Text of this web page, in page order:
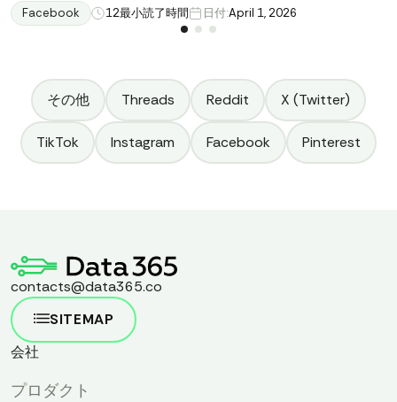
て、競合他社がすでに注目しているトレンドを明らかにす
る方法をご覧ください。
Facebook 12最小読了時間 日付:April 1, 2026
その他 Threads Reddit X (Twitter)
TikTok Instagram Facebook Pinterest
contacts@data365.co
SITEMAP
会社
プロダクト